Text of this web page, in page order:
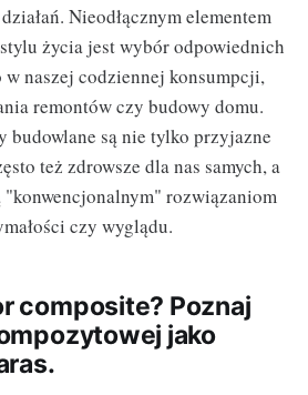
Nieodłącznym elementem
życia jest wybór odpowiednich
w naszej codziennej konsumpcji,
remontów czy budowy domu.
budowlane są nie tylko przyjazne
też zdrowsze dla nas samych, a
rozwiązaniom
czy wyglądu.
composite? Poznaj
jako